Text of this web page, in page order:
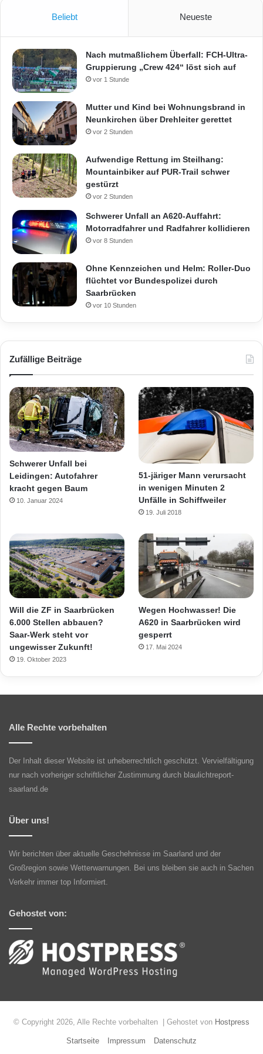
Beliebt Neueste
Nach mutmaßlichem Überfall: FCH-Ultra-
Gruppierung „Crew 424“ löst sich auf
vor 1 Stunde
Mutter und Kind bei Wohnungsbrand in
Neunkirchen über Drehleiter gerettet
vor 2 Stunden
Aufwendige Rettung im Steilhang:
Mountainbiker auf PUR-Trail schwer
gestürzt
vor 2 Stunden
Schwerer Unfall an A620-Auffahrt:
Motorradfahrer und Radfahrer kollidieren
vor 8 Stunden
Ohne Kennzeichen und Helm: Roller-Duo
flüchtet vor Bundespolizei durch
Saarbrücken
vor 10 Stunden
Zufällige Beiträge
Schwerer Unfall bei
Leidingen: Autofahrer
kracht gegen Baum
10. Januar 2024
51-järiger Mann verursacht
in wenigen Minuten 2
Unfälle in Schiffweiler
19. Juli 2018
Will die ZF in Saarbrücken
6.000 Stellen abbauen?
Saar-Werk steht vor
ungewisser Zukunft!
19. Oktober 2023
Wegen Hochwasser! Die
A620 in Saarbrücken wird
gesperrt
17. Mai 2024
Alle Rechte vorbehalten
Der Inhalt dieser Website ist urheberrechtlich geschützt. Vervielfältigung
nur nach vorheriger schriftlicher Zustimmung durch blaulichtreport-
saarland.de
Über uns!
Wir berichten über aktuelle Geschehnisse im Saarland und der
Großregion sowie Wetterwarnungen. Bei uns bleiben sie auch in Sachen
Verkehr immer top Informiert.
Gehostet von:
© Copyright 2026, Alle Rechte vorbehalten | Gehostet von Hostpress
Startseite Impressum Datenschutz